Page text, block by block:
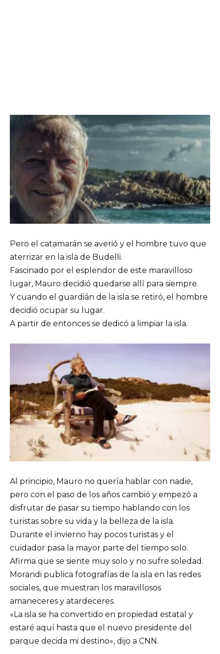
Pero el catamarán se averió y el hombre tuvo que
aterrizar en la isla de Budelli.
Fascinado por el esplendor de este maravilloso
lugar, Mauro decidió quedarse allí para siempre.
Y cuando el guardián de la isla se retiró, el hombre
decidió ocupar su lugar.
A partir de entonces se dedicó a limpiar la isla.
Al principio, Mauro no quería hablar con nadie,
pero con el paso de los años cambió y empezó a
disfrutar de pasar su tiempo hablando con los
turistas sobre su vida y la belleza de la isla.
Durante el invierno hay pocos turistas y el
cuidador pasa la mayor parte del tiempo solo.
Afirma que se siente muy solo y no sufre soledad.
Morandi publica fotografías de la isla en las redes
sociales, que muestran los maravillosos
amaneceres y atardeceres.
«La isla se ha convertido en propiedad estatal y
estaré aquí hasta que el nuevo presidente del
parque decida mi destino», dijo a CNN.